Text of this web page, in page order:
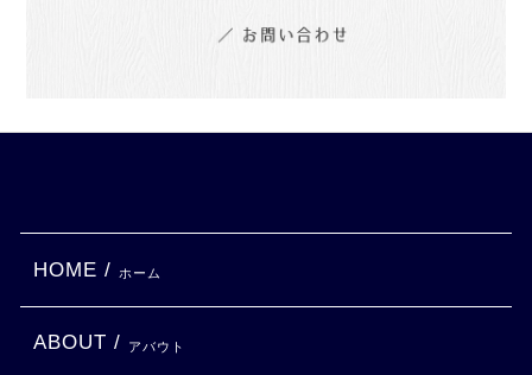
HOME / ホーム
ABOUT / アバウト